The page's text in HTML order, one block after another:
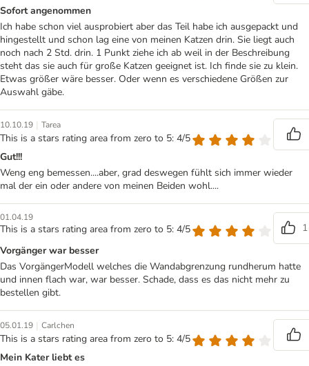
Sofort angenommen
Ich habe schon viel ausprobiert aber das Teil habe ich ausgepackt und
hingestellt und schon lag eine von meinen Katzen drin. Sie liegt auch
noch nach 2 Std. drin. 1 Punkt ziehe ich ab weil in der Beschreibung
steht das sie auch für große Katzen geeignet ist. Ich finde sie zu klein.
Etwas größer wäre besser. Oder wenn es verschiedene Größen zur
Auswahl gäbe.
10.10.19 | Tarea
This is a stars rating area from zero to 5: 4/5
Gut!!!
Weng eng bemessen....aber, grad deswegen fühlt sich immer wieder
mal der ein oder andere von meinen Beiden wohl....
01.04.19
This is a stars rating area from zero to 5: 4/5
1
Vorgänger war besser
Das VorgängerModell welches die Wandabgrenzung rundherum hatte
und innen flach war, war besser. Schade, dass es das nicht mehr zu
bestellen gibt.
05.01.19 | Carlchen
This is a stars rating area from zero to 5: 4/5
Mein Kater liebt es